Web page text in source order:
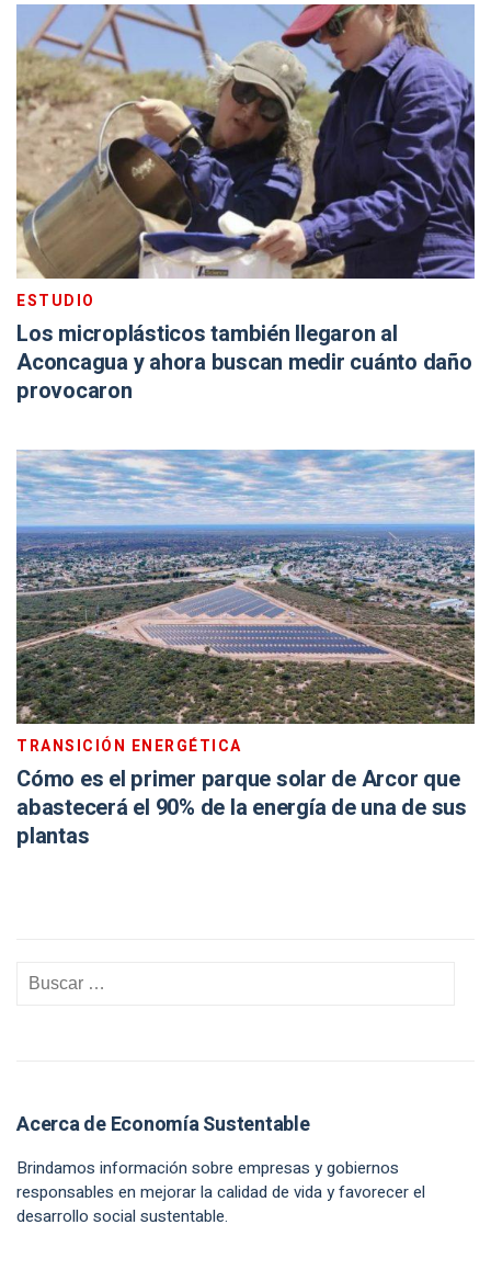
ESTUDIO
Los microplásticos también llegaron al
Aconcagua y ahora buscan medir cuánto daño
provocaron
TRANSICIÓN ENERGÉTICA
Cómo es el primer parque solar de Arcor que
abastecerá el 90% de la energía de una de sus
plantas
Acerca de Economía Sustentable
Brindamos información sobre empresas y gobiernos
responsables en mejorar la calidad de vida y favorecer el
desarrollo social sustentable.